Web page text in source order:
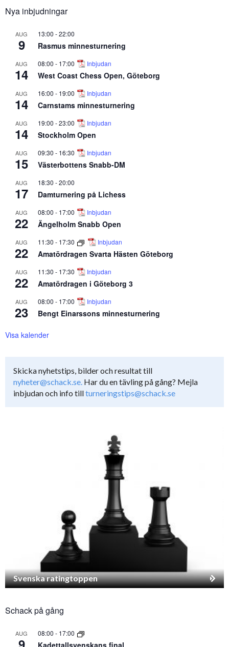
Nya inbjudningar
AUG
9
13:00 -22:00
Rasmus minnesturnering
AUG
14
08:00 - 17:00 Inbjudan
West Coast Chess Open, Göteborg
AUG
14
16:00 - 19:00 Inbjudan
Carnstams minnesturnering
AUG
14
19:00 -23:00 Inbjudan
Stockholm Open
AUG
15
09:30 - 16:30 Inbjudan
Västerbottens Snabb-DM
AUG
17
18:30 -20:00
Damturnering på Lichess
AUG
22
08:00 - 17:00 Inbjudan
Ängelholm Snabb Open
AUG
22
11:30 - 17:30 Inbjudan
Amatördragen Svarta Hästen Göteborg
AUG
22
11:30 - 17:30 Inbjudan
Amatördragen i Göteborg 3
AUG
23
08:00 - 17:00 Inbjudan
Bengt Einarssons minnesturnering
Visa kalender
Skicka nyhetstips, bilder och resultat till
nyheter@schack.se. Har du en tävling på gång? Mejla
inbjudan och info tillturneringstips@schack.se
Svenska ratingtoppen
Schack på gång
AUG 08:00 - 17:00
Kadettallsvenskans final